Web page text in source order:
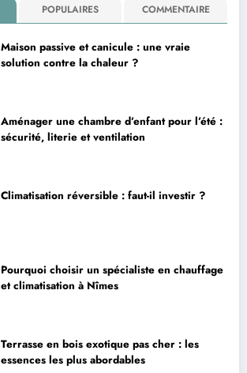
POPULAIRES COMMENTAIRE
Maison passive et canicule : une vraie
solution contre la chaleur ?
Aménager une chambre d’enfant pour l’été :
sécurité, literie et ventilation
Climatisation réversible : faut-il investir ?
Pourquoi choisir un spécialiste en chauffage
et climatisation à Nîmes
Terrasse en bois exotique pas cher : les
essences les plus abordables